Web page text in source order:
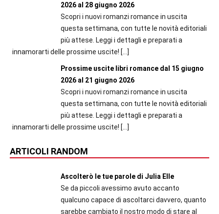
2026 al 28 giugno 2026
Scopri i nuovi romanzi romance in uscita
questa settimana, con tutte le novità editoriali
più attese. Leggi i dettagli e preparati a
innamorarti delle prossime uscite! […]
Prossime uscite libri romance dal 15 giugno
2026 al 21 giugno 2026
Scopri i nuovi romanzi romance in uscita
questa settimana, con tutte le novità editoriali
più attese. Leggi i dettagli e preparati a
innamorarti delle prossime uscite! […]
ARTICOLI RANDOM
Ascolterò le tue parole di Julia Elle
Se da piccoli avessimo avuto accanto
qualcuno capace di ascoltarci davvero, quanto
sarebbe cambiato il nostro modo di stare al